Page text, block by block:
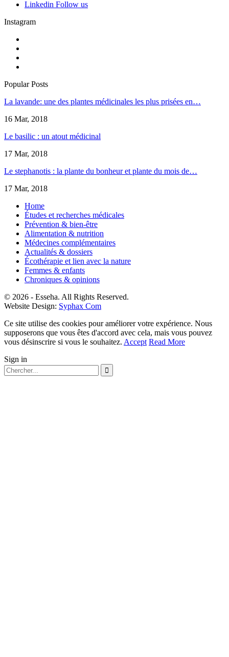
Linkedin Follow us
Instagram
Popular Posts
La lavande: une des plantes médicinales les plus prisées en…
16 Mar, 2018
Le basilic : un atout médicinal
17 Mar, 2018
Le stephanotis : la plante du bonheur et plante du mois de…
17 Mar, 2018
Home
Études et recherches médicales
Prévention & bien-être
Alimentation & nutrition
Médecines complémentaires
Actualités & dossiers
Écothérapie et lien avec la nature
Femmes & enfants
Chroniques & opinions
© 2026 - Esseha. All Rights Reserved.
Website Design: Syphax Com
Ce site utilise des cookies pour améliorer votre expérience. Nous
supposerons que vous êtes d'accord avec cela, mais vous pouvez
vous désinscrire si vous le souhaitez. Accept Read More
Sign in